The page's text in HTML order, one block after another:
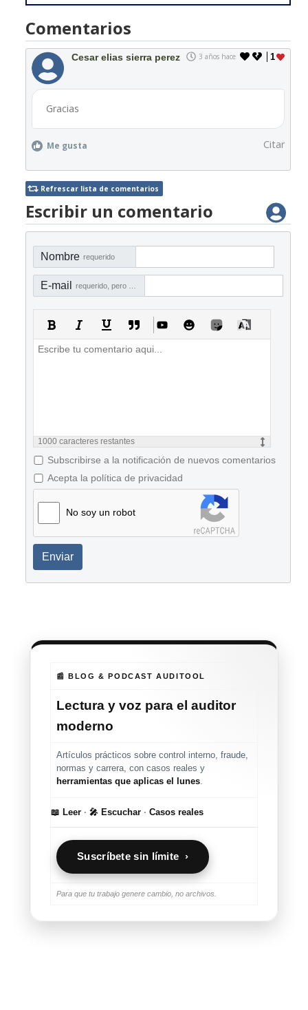
Comentarios
1
Cesar elias sierra perez 3 años hace
Gracias
Me gusta Citar
Refrescar lista de comentarios
Escribir un comentario
Nombre requerido
E-mail
1000 caracteres restantes
Subscribirse a la notificación de nuevos comentarios
Acepta la política de privacidad
No soy un robot
Enviar
📰 BLOG & PODCAST AUDITOOL
Lectura y voz para el auditor
moderno
Artículos prácticos sobre control interno, fraude,
normas y carrera, con casos reales y
herramientas que aplicas el lunes.
📖 Leer · 🎤 Escuchar · Casos reales
Suscríbete sin límite ›
Para que tu trabajo genere cambio, no archivos.